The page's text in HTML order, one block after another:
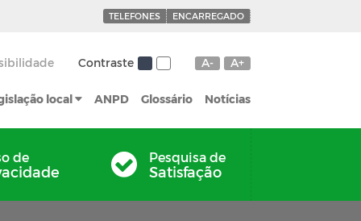
TELEFONES ENCARREGADO
A- A+
Contraste
local ANPD Glossário Notícias
de Pesquisa de
Satisfação